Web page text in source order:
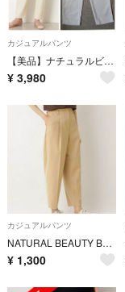
カジュアルパンツ
【美品】ナチュラルビューティーベーシック ♡ ファインタッチストレッチペグパンツ
¥ 3,980
カジュアルパンツ
NATURAL BEAUTY BASIC ハイウエストコクーンパンツ M
¥ 1,300